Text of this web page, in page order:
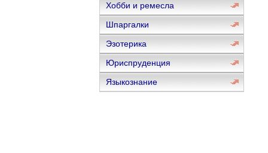
Хобби и ремесла
Шпаргалки
Эзотерика
Юриспруденция
Языкознание